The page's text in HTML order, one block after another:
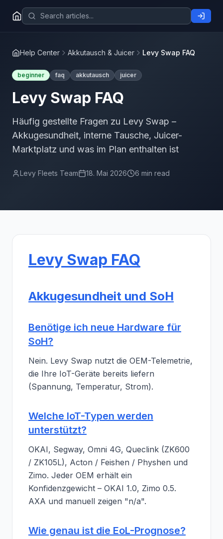
Help Center Akkutausch & Juicer Levy Swap FAQ
beginner faq akkutausch juicer
Levy Swap FAQ
Häufig gestellte Fragen zu Levy Swap –
Akkugesundheit, interne Tausche, Juicer-
Marktplatz und was im Plan enthalten ist
Levy Fleets Team 18. Mai 2026 6 min read
Levy Swap FAQ
Akkugesundheit und SoH
Benötige ich neue Hardware für
SoH?
Nein. Levy Swap nutzt die OEM-Telemetrie,
die Ihre IoT-Geräte bereits liefern
(Spannung, Temperatur, Strom).
Welche IoT-Typen werden
unterstützt?
OKAI, Segway, Omni 4G, Queclink (ZK600
/ ZK105L), Acton / Feishen / Physhen und
Zimo. Jeder OEM erhält ein
Konfidenzgewicht – OKAI 1.0, Zimo 0.5.
AXA und manuell zeigen "n/a".
Wie genau ist die EoL-Prognose?